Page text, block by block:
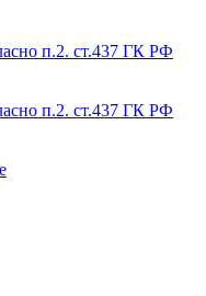
п.2. ст.437 ГК РФ
п.2. ст.437 ГК РФ